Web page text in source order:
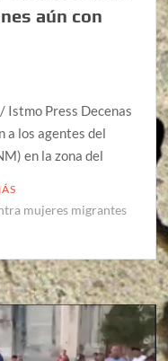
aún con
Istmo Press Decenas
a los agentes del
en la zona del
mujeres migrantes